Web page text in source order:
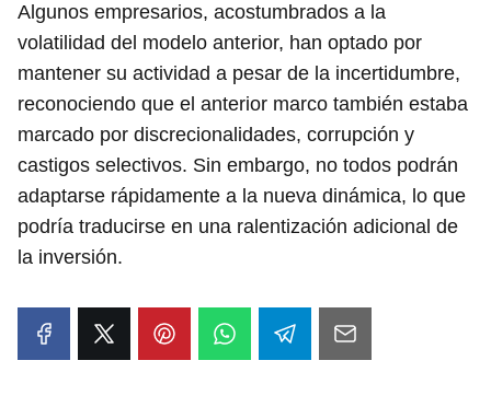
Algunos empresarios, acostumbrados a la
volatilidad del modelo anterior, han optado por
mantener su actividad a pesar de la incertidumbre,
reconociendo que el anterior marco también estaba
marcado por discrecionalidades, corrupción y
castigos selectivos. Sin embargo, no todos podrán
adaptarse rápidamente a la nueva dinámica, lo que
podría traducirse en una ralentización adicional de
la inversión.